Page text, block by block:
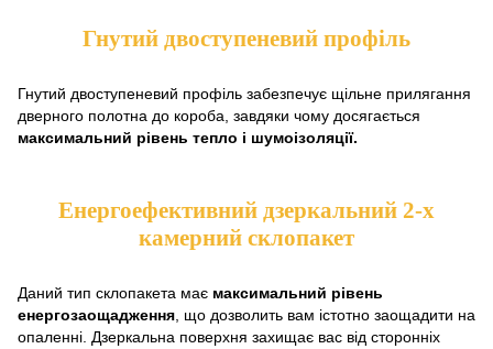
Гнутий двоступеневий профіль
Гнутий двоступеневий профіль забезпечує щільне прилягання
дверного полотна до короба, завдяки чому досягається
максимальний рівень тепло і шумоізоляції.
Енергоефективний дзеркальний 2-х
камерний склопакет
Даний тип склопакета має максимальний рівень
енергозаощадження , що дозволить вам істотно заощадити на
опаленні. Дзеркальна поверхня захищає вас від сторонніх